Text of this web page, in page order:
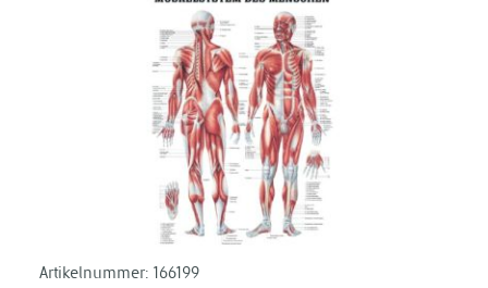
Artikelnummer: 166199